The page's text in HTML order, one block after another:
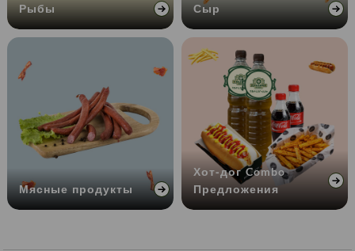
Рыбы Сыр
Мясные продукты
Хот-дог Combo
Предложения